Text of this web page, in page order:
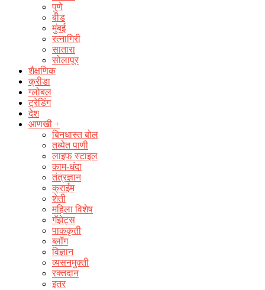
पुणे
बीड
मुंबई
रत्नागिरी
सातारा
सोलापूर
शैक्षणिक
क्रीडा
ग्लोबल
ट्रेडिंग
देश
आणखी +
बिनधास्त बोल
तब्येत पाणी
लाइफ स्टाइल
काम-धंदा
तंत्रज्ञान
क्राईम
शेती
महिला विशेष
गॅझेट्स
पाककृती
ब्लॉग
विज्ञान
व्यसनमुक्ती
रक्‍तदान
इतर